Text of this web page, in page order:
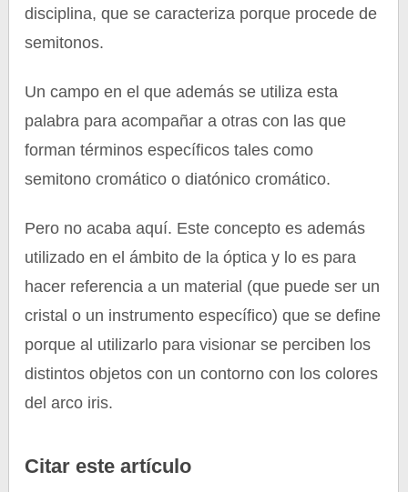
disciplina, que se caracteriza porque procede de
semitonos.
Un campo en el que además se utiliza esta
palabra para acompañar a otras con las que
forman términos específicos tales como
semitono cromático o diatónico cromático.
Pero no acaba aquí. Este concepto es además
utilizado en el ámbito de la óptica y lo es para
hacer referencia a un material (que puede ser un
cristal o un instrumento específico) que se define
porque al utilizarlo para visionar se perciben los
distintos objetos con un contorno con los colores
del arco iris.
Citar este artículo